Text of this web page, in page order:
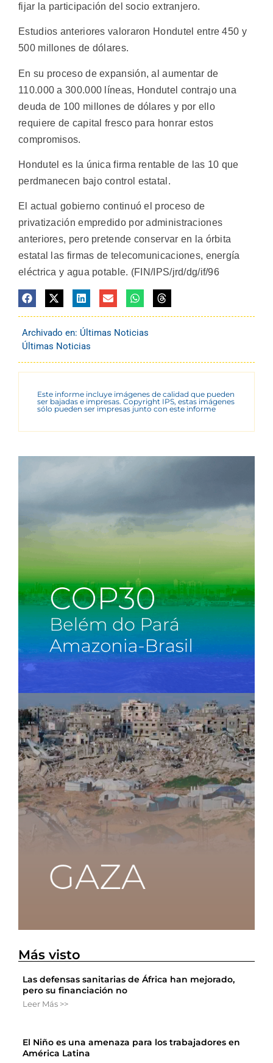
fijar la participación del socio extranjero.
Estudios anteriores valoraron Hondutel entre 450 y
500 millones de dólares.
En su proceso de expansión, al aumentar de
110.000 a 300.000 líneas, Hondutel contrajo una
deuda de 100 millones de dólares y por ello
requiere de capital fresco para honrar estos
compromisos.
Hondutel es la única firma rentable de las 10 que
perdmanecen bajo control estatal.
El actual gobierno continuó el proceso de
privatización empredido por administraciones
anteriores, pero pretende conservar en la órbita
estatal las firmas de telecomunicaciones, energía
eléctrica y agua potable. (FIN/IPS/jrd/dg/if/96
Archivado en: Últimas Noticias
Últimas Noticias
Este informe incluye imágenes de calidad que pueden
ser bajadas e impresas. Copyright IPS, estas imágenes
sólo pueden ser impresas junto con este informe
Más visto
Las defensas sanitarias de África han mejorado,
pero su financiación no
Leer Más >>
El Niño es una amenaza para los trabajadores en
América Latina